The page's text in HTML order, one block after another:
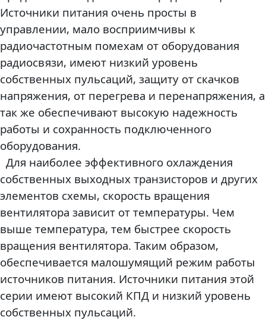
Источники питания очень просты в
управлении, мало восприимчивы к
радиочастотным помехам от оборудования
радиосвязи, имеют низкий уровень
собственных пульсаций, защиту от скачков
напряжения, от перегрева и перенапряжения, а
так же обеспечивают высокую надежность
работы и сохранность подключенного
оборудования.
Для наиболее эффективного охлаждения
собственных выходных транзисторов и других
элементов схемы, скорость вращения
вентилятора зависит от температуры. Чем
выше температура, тем быстрее скорость
вращения вентилятора. Таким образом,
обеспечивается малошумящий режим работы
источников питания. Источники питания этой
серии имеют высокий КПД и низкий уровень
собственных пульсаций.